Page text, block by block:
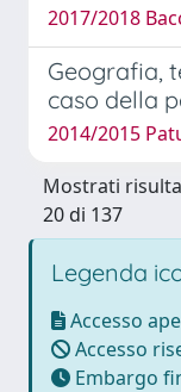
2017/2018
Geografia,
caso della
2014/2015
Mostrati
20 di 137
Legenda
Accesso
Accesso
Embargo